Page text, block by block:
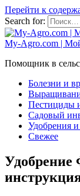
Перейти к
Search for:
My-Agro.com |
Помощник в
Болезни и
Пестициды
Садовый
Удобрения
Свежее
Удобрение